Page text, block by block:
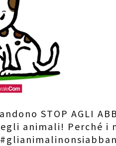
STOP AGLI
animali! Perché i